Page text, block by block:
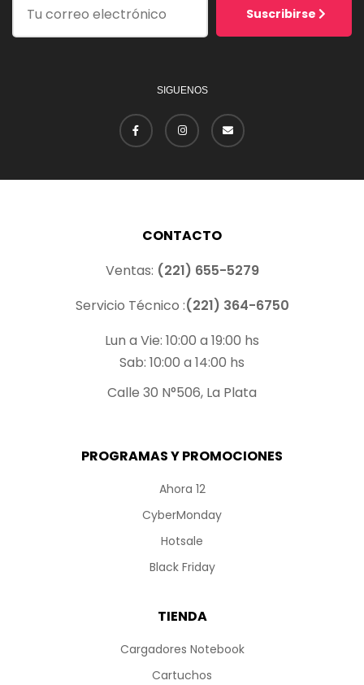
Suscribirse
SIGUENOS
PROGRAMAS Y PROMOCIONES
Ahora 12
CyberMonday
Hotsale
Black Friday
TIENDA
Cargadores Notebook
Cartuchos
CONTACTO
Ventas: (221) 655-5279
Servicio Técnico :(221) 364-6750
Lun a Vie: 10:00 a 19:00 hs
Sab: 10:00 a 14:00 hs
Calle 30 N°506, La Plata